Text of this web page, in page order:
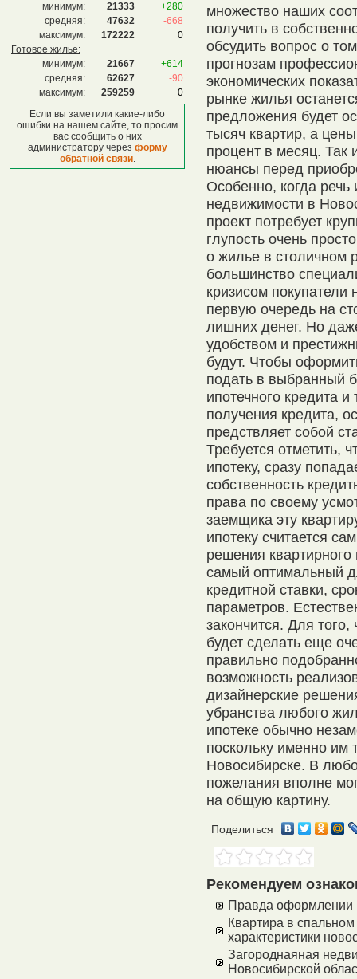
минимум: 21333
+280
средняя:
47632
-668
максимум:
172222
0
Готовое жилье:
минимум:
21667
+614
средняя:
62627
-90
максимум:
259259
0
Если вы заметили какие-либо
ошибки на нашем сайте, то просим
вас сообщить о них
администратору через форму
обратной связи.
множество наших
получить в
обсудить вопрос о
прогнозам
экономических
рынке жилья
предложения будет
тысяч квартир, а
процент в месяц. Так
нюансы перед
Особенно, когда речь
недвижимости в
проект потребует
глупость очень
о жилье в столичном
большинство
кризисом
первую очередь на
лишних денег. Но
удобством и
будут. Чтобы
подать в выбранный
ипотечного кредита
получения кредита,
предствляет собой
Требуется отметить,
ипотеку, сразу
собственность
права по своему
заемщика эту
ипотеку считается
решения
самый оптимальный
кредитной ставки,
параметров.
закончится. Для
будет сделать еще
правильно
возможность
дизайнерские
убранства любого
ипотеке обычно
поскольку именно им
Новосибирске. В
пожелания вполне
на общую картину.
Поделиться
Рекомендуем
Правда оформлении
Квартира в
характеристики
Загороднаяная
Новосибирской